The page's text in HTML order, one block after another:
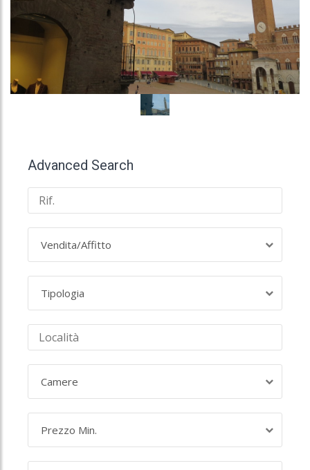
Advanced Search
Vendita/Affitto
Tipologia
Camere
Prezzo Min.